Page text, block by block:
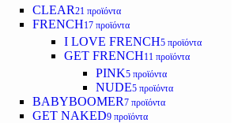
CLEAR21 προϊόντα
FRENCH17 προϊόντα
I LOVE FRENCH5 προϊόντα
GET FRENCH11 προϊόντα
PINK5 προϊόντα
NUDE5 προϊόντα
BABYBOOMER7 προϊόντα
GET NAKED9 προϊόντα